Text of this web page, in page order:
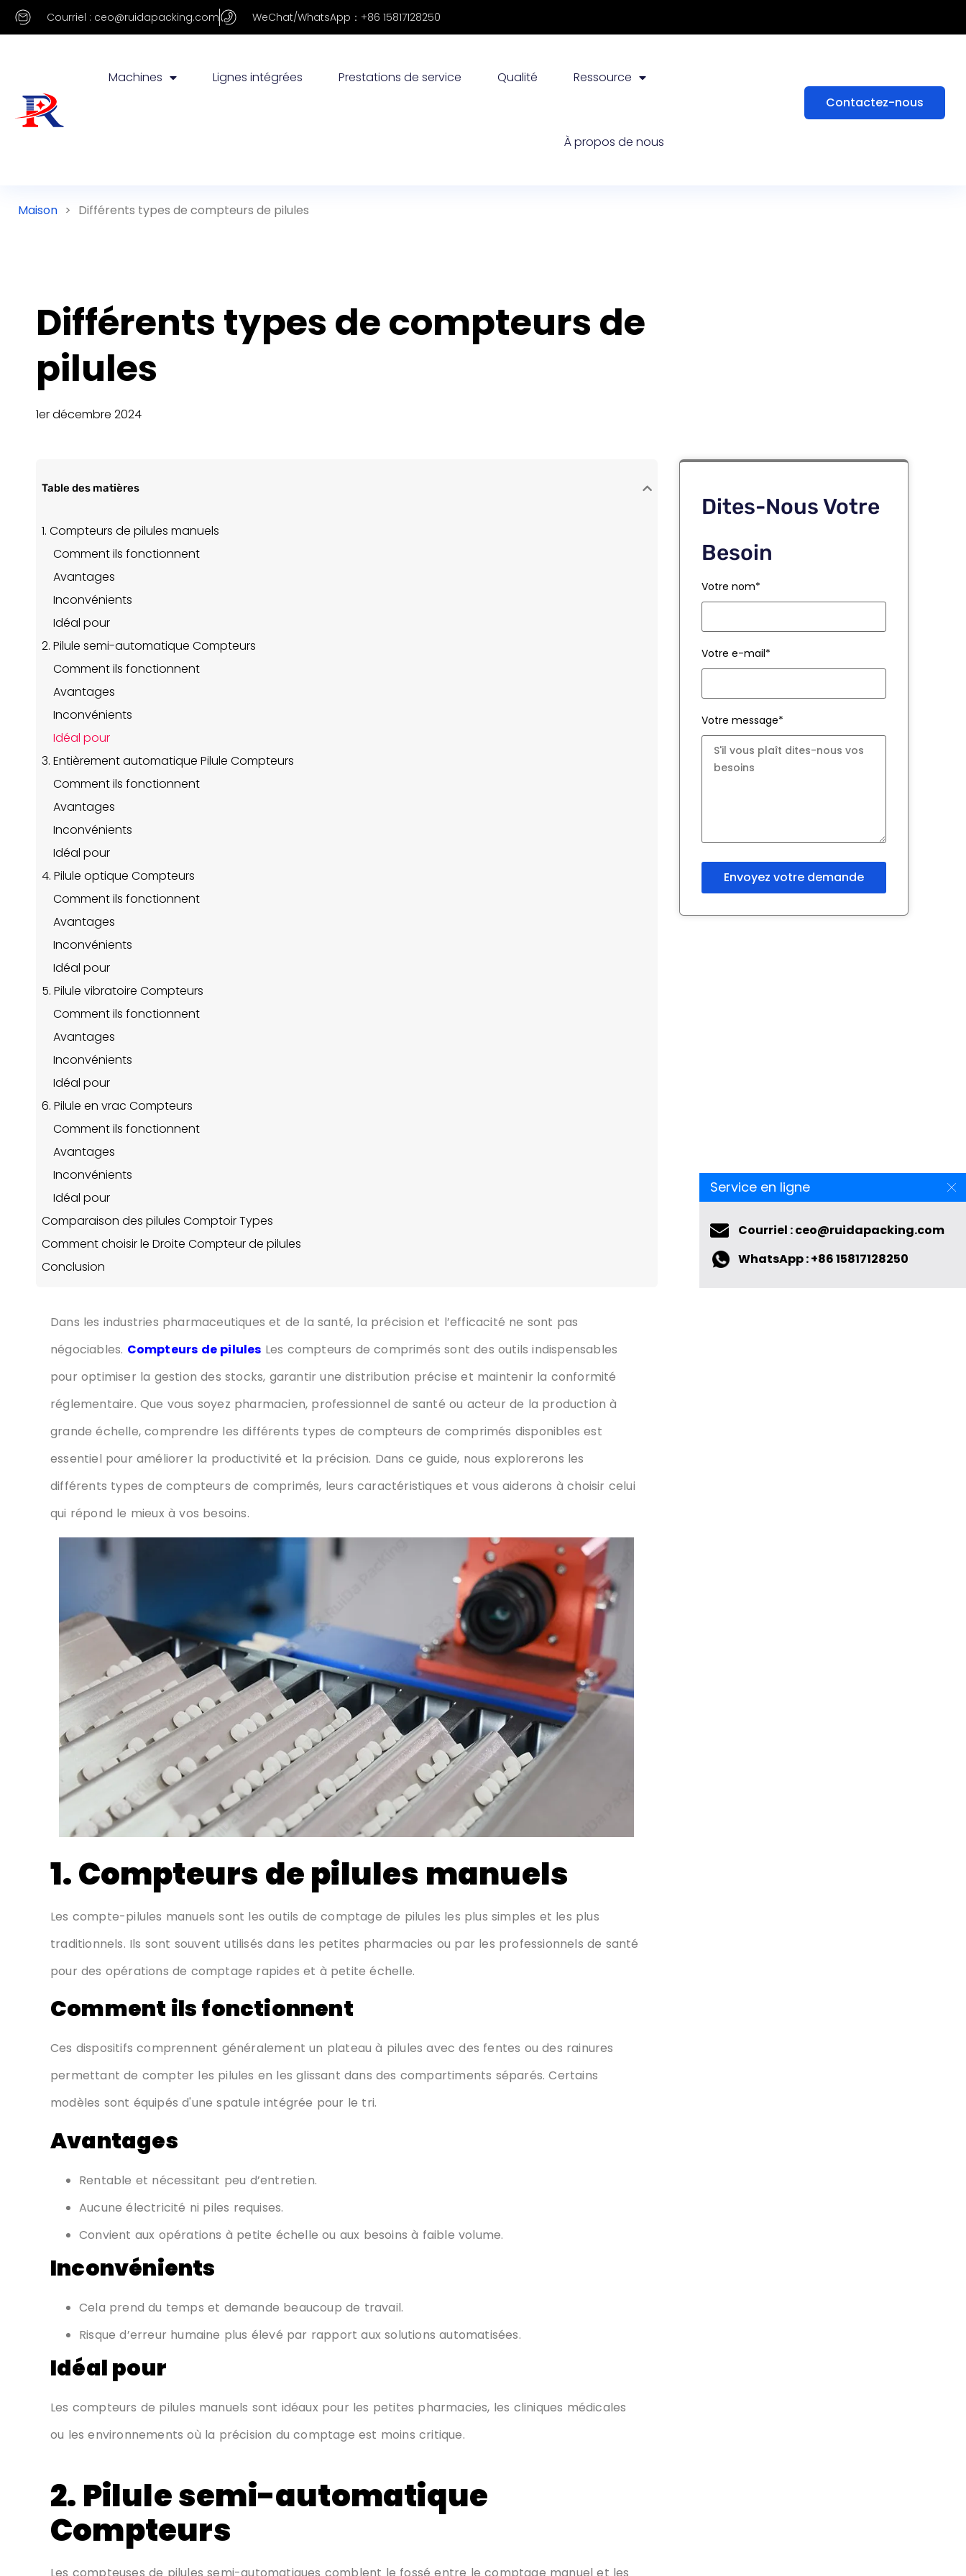
Courriel : ceo@ruidapacking.com WeChat/WhatsApp：+86 15817128250
Machines Lignes intégrées Prestations de service Qualité Ressource
À propos de nous
Contactez-nous
Maison > Différents types de compteurs de pilules
Différents types de compteurs de
pilules
1er décembre 2024
Table des matières
1. Compteurs de pilules manuels
Comment ils fonctionnent
Avantages
Inconvénients
Idéal pour
2. Pilule semi-automatique Compteurs
Comment ils fonctionnent
Avantages
Inconvénients
Idéal pour
3. Entièrement automatique Pilule Compteurs
Comment ils fonctionnent
Avantages
Inconvénients
Idéal pour
4. Pilule optique Compteurs
Comment ils fonctionnent
Avantages
Inconvénients
Idéal pour
5. Pilule vibratoire Compteurs
Comment ils fonctionnent
Avantages
Inconvénients
Idéal pour
6. Pilule en vrac Compteurs
Comment ils fonctionnent
Avantages
Inconvénients
Idéal pour
Comparaison des pilules Comptoir Types
Comment choisir le Droite Compteur de pilules
Conclusion
Dans les industries pharmaceutiques et de la santé, la précision et l’efficacité ne sont pas
négociables. Compteurs de pilules Les compteurs de comprimés sont des outils indispensables
pour optimiser la gestion des stocks, garantir une distribution précise et maintenir la conformité
réglementaire. Que vous soyez pharmacien, professionnel de santé ou acteur de la production à
grande échelle, comprendre les différents types de compteurs de comprimés disponibles est
essentiel pour améliorer la productivité et la précision. Dans ce guide, nous explorerons les
différents types de compteurs de comprimés, leurs caractéristiques et vous aiderons à choisir celui
qui répond le mieux à vos besoins.
1. Compteurs de pilules manuels
Les compte-pilules manuels sont les outils de comptage de pilules les plus simples et les plus
traditionnels. Ils sont souvent utilisés dans les petites pharmacies ou par les professionnels de santé
pour des opérations de comptage rapides et à petite échelle.
Comment ils fonctionnent
Ces dispositifs comprennent généralement un plateau à pilules avec des fentes ou des rainures
permettant de compter les pilules en les glissant dans des compartiments séparés.Certains
modèles sont équipés d'une spatule intégrée pour le tri.
Avantages
Rentable et nécessitant peu d’entretien.
Aucune électricité ni piles requises.
Convient aux opérations à petite échelle ou aux besoins à faible volume.
Inconvénients
Cela prend du temps et demande beaucoup de travail.
Risque d’erreur humaine plus élevé par rapport aux solutions automatisées.
Idéal pour
Les compteurs de pilules manuels sont idéaux pour les petites pharmacies, les cliniques médicales
ou les environnements où la précision du comptage est moins critique.
2. Pilule semi-automatique
Compteurs
Dites-Nous Votre
Besoin
Votre nom*
Votre e-mail*
Votre message*
Service en ligne
Courriel : ceo@ruidapacking.com
WhatsApp : +86 15817128250